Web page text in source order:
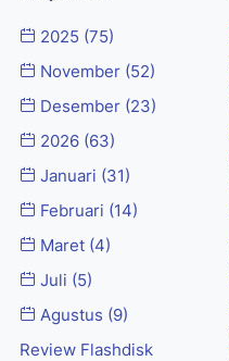
2025 (75)
November (52)
Desember (23)
2026 (63)
Januari (31)
Februari (14)
Maret (4)
Juli (5)
Agustus (9)
Review Flashdisk